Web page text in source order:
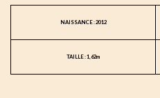
NAISSANCE : 2012
TAILLE : 1,62m